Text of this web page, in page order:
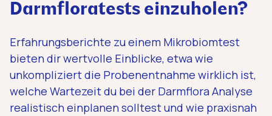
Darmfloratests einzuholen?
Erfahrungsberichte zu einem Mikrobiomtest
bieten dir wertvolle Einblicke, etwa wie
unkompliziert die Probenentnahme wirklich ist,
welche Wartezeit du bei der Darmflora Analyse
realistisch einplanen solltest und wie praxisnah